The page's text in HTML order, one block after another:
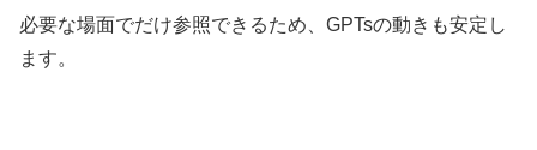
必要な場面でだけ参照できるため、GPTsの動きも安定し
ます。